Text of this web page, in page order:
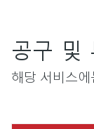
공구 및
해당 서비스